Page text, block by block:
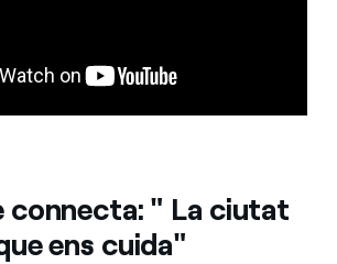
connecta: " La ciutat
ens cuida"